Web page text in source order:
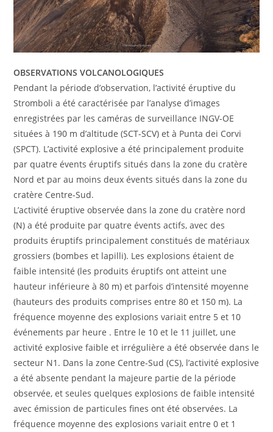
OBSERVATIONS VOLCANOLOGIQUES
Pendant la période d’observation, l’activité éruptive du
Stromboli a été caractérisée par l’analyse d’images
enregistrées par les caméras de surveillance INGV-OE
situées à 190 m d’altitude (SCT-SCV) et à Punta dei Corvi
(SPCT). L’activité explosive a été principalement produite
par quatre évents éruptifs situés dans la zone du cratère
Nord et par au moins deux évents situés dans la zone du
cratère Centre-Sud.
L’activité éruptive observée dans la zone du cratère nord
(N) a été produite par quatre évents actifs, avec des
produits éruptifs principalement constitués de matériaux
grossiers (bombes et lapilli). Les explosions étaient de
faible intensité (les produits éruptifs ont atteint une
hauteur inférieure à 80 m) et parfois d’intensité moyenne
(hauteurs des produits comprises entre 80 et 150 m). La
fréquence moyenne des explosions variait entre 5 et 10
événements par heure . Entre le 10 et le 11 juillet, une
activité explosive faible et irrégulière a été observée dans le
secteur N1. Dans la zone Centre-Sud (CS), l’activité explosive
a été absente pendant la majeure partie de la période
observée, et seules quelques explosions de faible intensité
avec émission de particules fines ont été observées. La
fréquence moyenne des explosions variait entre 0 et 1